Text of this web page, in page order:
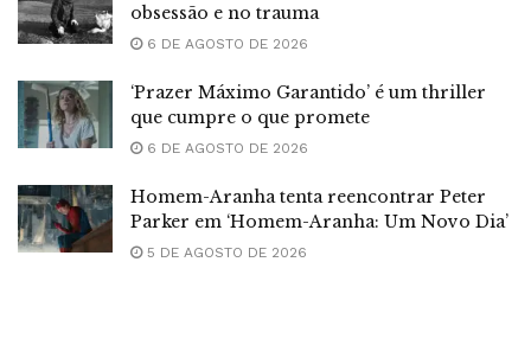
obsessão e no trauma
6 DE AGOSTO DE 2026
‘Prazer Máximo Garantido’ é um thriller
que cumpre o que promete
6 DE AGOSTO DE 2026
Homem-Aranha tenta reencontrar Peter
Parker em ‘Homem-Aranha: Um Novo Dia’
5 DE AGOSTO DE 2026